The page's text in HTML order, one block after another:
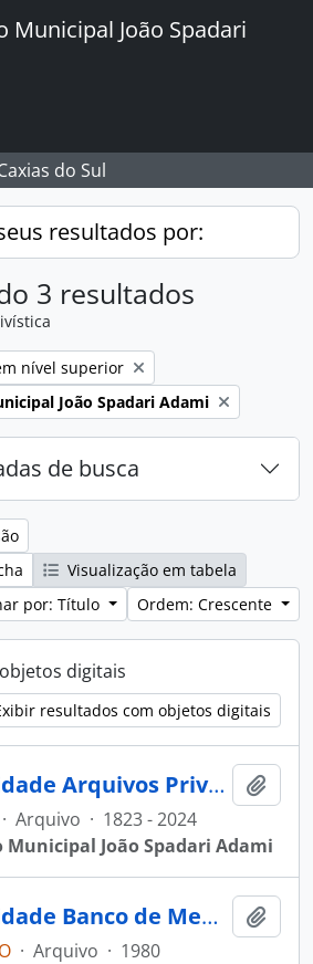
João Spadari
do Sul
resultados por:
3 resultados
nível superior
João Spadari Adami
de busca
Visualização em tabela
por: Título
Ordem: Crescente
digitais
resultados com objetos digitais
Acervo da Unidade Arquivos Privados
· Arquivo · 1823 - 2024
João Spadari Adami
Acervo da Unidade Banco de Memória Oral
· Arquivo · 1980